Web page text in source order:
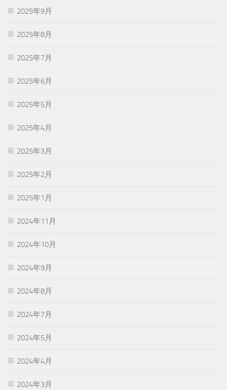
2025年9月
2025年8月
2025年7月
2025年6月
2025年5月
2025年4月
2025年3月
2025年2月
2025年1月
2024年11月
2024年10月
2024年9月
2024年8月
2024年7月
2024年5月
2024年4月
2024年3月